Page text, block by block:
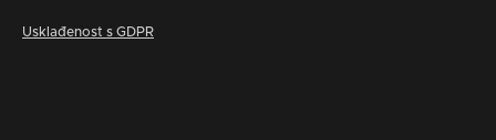
Usklađenost s GDPR